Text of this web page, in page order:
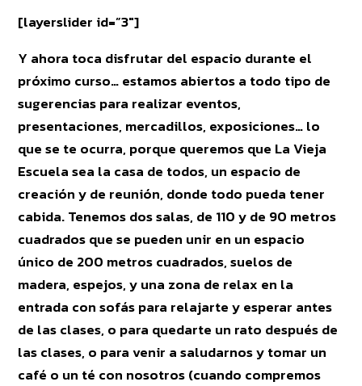
[layerslider id=”3″]
Y ahora toca disfrutar del espacio durante el
próximo curso… estamos abiertos a todo tipo de
sugerencias para realizar eventos,
presentaciones, mercadillos, exposiciones… lo
que se te ocurra, porque queremos que La Vieja
Escuela sea la casa de todos, un espacio de
creación y de reunión, donde todo pueda tener
cabida. Tenemos dos salas, de 110 y de 90 metros
cuadrados que se pueden unir en un espacio
único de 200 metros cuadrados, suelos de
madera, espejos, y una zona de relax en la
entrada con sofás para relajarte y esperar antes
de las clases, o para quedarte un rato después de
las clases, o para venir a saludarnos y tomar un
café o un té con nosotros (cuando compremos